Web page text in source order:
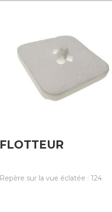
FLOTTEUR
Repère sur la vue éclatée : 124